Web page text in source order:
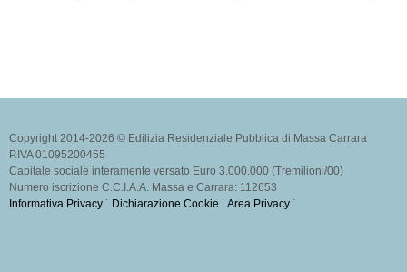
Copyright 2014-2026 © Edilizia Residenziale Pubblica di Massa Carrara
P.IVA 01095200455
Capitale sociale interamente versato Euro 3.000.000 (Tremilioni/00)
Numero iscrizione C.C.I.A.A. Massa e Carrara: 112653
Informativa Privacy ˙ Dichiarazione Cookie ˙ Area Privacy ˙